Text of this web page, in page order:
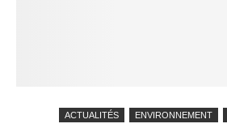
ACTUALITÉS ENVIRONNEMENT